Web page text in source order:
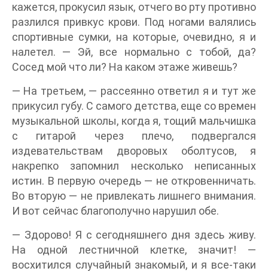
кажется, прокусил язык, отчего во рту противно
разлился привкус крови. Под ногами валялись
спортивные сумки, на которые, очевидно, я и
налетел. — Эй, все нормально с тобой, да?
Сосед мой что ли? На каком этаже живешь?
— На третьем, — рассеянно ответил я и тут же
прикусил губу. С самого детства, еще со времен
музыкальной школы, когда я, тощий мальчишка
с гитарой через плечо, подвергался
издевательствам дворовых оболтусов, я
накрепко запомнил несколько неписанных
истин. В первую очередь — не откровенничать.
Во вторую — не привлекать лишнего внимания.
И вот сейчас благополучно нарушил обе.
— Здорово! Я с сегодняшнего дня здесь живу.
На одной лестничной клетке, значит! —
восхитился случайный знакомый, и я все-таки